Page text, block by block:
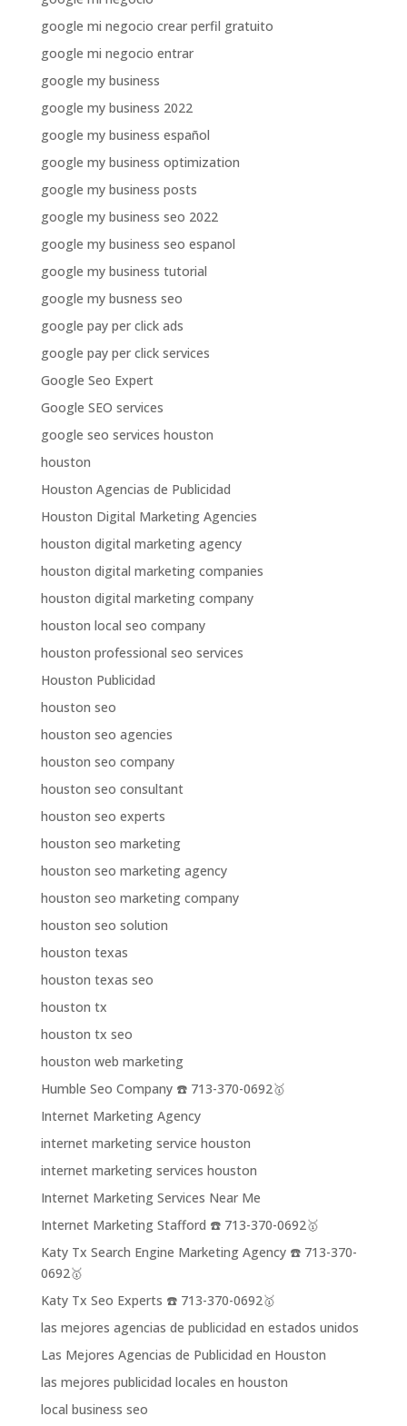
google mi negocio crear perfil gratuito
google mi negocio entrar
google my business
google my business 2022
google my business español
google my business optimization
google my business posts
google my business seo 2022
google my business seo espanol
google my business tutorial
google my busness seo
google pay per click ads
google pay per click services
Google Seo Expert
Google SEO services
google seo services houston
houston
Houston Agencias de Publicidad
Houston Digital Marketing Agencies
houston digital marketing agency
houston digital marketing companies
houston digital marketing company
houston local seo company
houston professional seo services
Houston Publicidad
houston seo
houston seo agencies
houston seo company
houston seo consultant
houston seo experts
houston seo marketing
houston seo marketing agency
houston seo marketing company
houston seo solution
houston texas
houston texas seo
houston tx
houston tx seo
houston web marketing
Humble Seo Company ☎️ 713-370-0692🥇
Internet Marketing Agency
internet marketing service houston
internet marketing services houston
Internet Marketing Services Near Me
Internet Marketing Stafford ☎️ 713-370-0692🥇
Katy Tx Search Engine Marketing Agency ☎️ 713-370-
0692🥇
Katy Tx Seo Experts ☎️ 713-370-0692🥇
las mejores agencias de publicidad en estados unidos
Las Mejores Agencias de Publicidad en Houston
las mejores publicidad locales en houston
local business seo